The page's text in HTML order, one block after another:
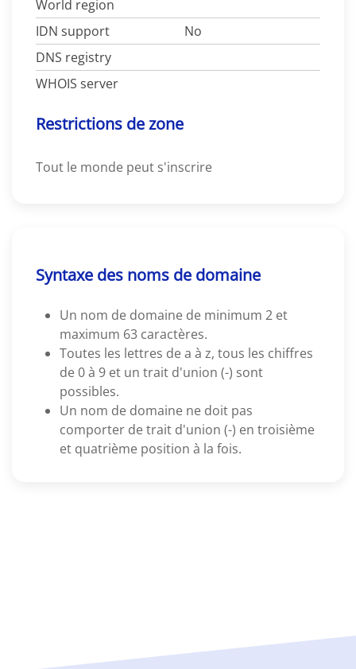
World region
IDN support
No
DNS registry
WHOIS server
Restrictions de zone
Tout le monde peut s'inscrire
Syntaxe des noms de domaine
Un nom de domaine de minimum 2 et
maximum 63 caractères.
Toutes les lettres de a à z, tous les chiffres
de 0 à 9 et un trait d'union (-) sont
possibles.
Un nom de domaine ne doit pas
comporter de trait d'union (-) en troisième
et quatrième position à la fois.